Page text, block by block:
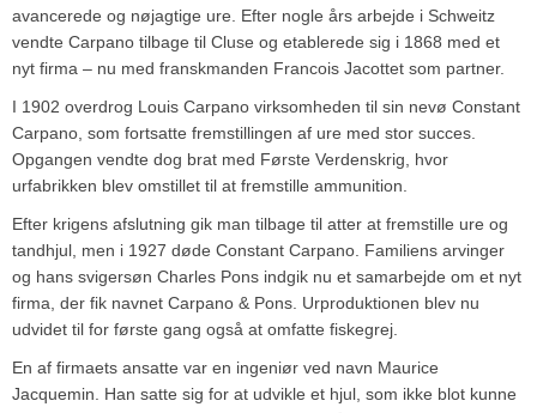
avancerede og nøjagtige ure. Efter nogle års arbejde i Schweitz
vendte Carpano tilbage til Cluse og etablerede sig i 1868 med et
nyt firma – nu med franskmanden Francois Jacottet som partner.
I 1902 overdrog Louis Carpano virksomheden til sin nevø Constant
Carpano, som fortsatte fremstillingen af ure med stor succes.
Opgangen vendte dog brat med Første Verdenskrig, hvor
urfabrikken blev omstillet til at fremstille ammunition.
Efter krigens afslutning gik man tilbage til atter at fremstille ure og
tandhjul, men i 1927 døde Constant Carpano. Familiens arvinger
og hans svigersøn Charles Pons indgik nu et samarbejde om et nyt
firma, der fik navnet Carpano & Pons. Urproduktionen blev nu
udvidet til for første gang også at omfatte fiskegrej.
En af firmaets ansatte var en ingeniør ved navn Maurice
Jacquemin. Han satte sig for at udvikle et hjul, som ikke blot kunne